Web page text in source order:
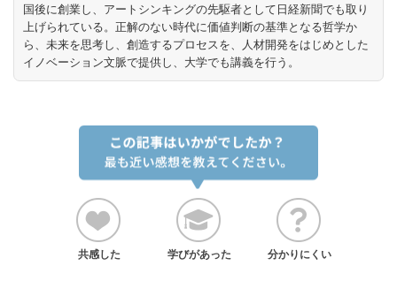
国後に創業し、アートシンキングの先駆者として日経新聞でも取り
上げられている。正解のない時代に価値判断の基準となる哲学か
ら、未来を思考し、創造するプロセスを、人材開発をはじめとした
イノベーション文脈で提供し、大学でも講義を行う。
共感した 学びがあった 分かりにくい